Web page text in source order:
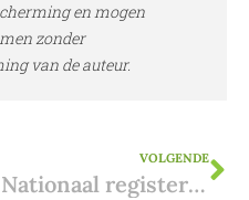
en mogen
zonder
van de auteur.
VOLGENDE
Nationaal register voor vakantieverhuur en seizoensverhuur in Spanje op komst